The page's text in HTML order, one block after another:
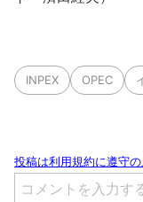
INPEX OPEC